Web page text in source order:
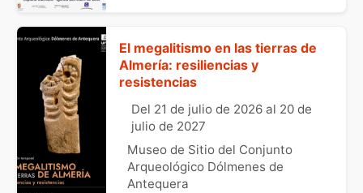
El megalitismo en las tierras de
Almería: resiliencias y
resistencias
Del 21 de julio de 2026 al 20 de
julio de 2027
Museo de Sitio del Conjunto
Arqueológico Dólmenes de
Antequera